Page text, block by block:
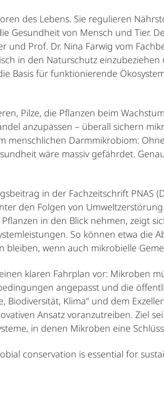
des Lebens. Sie regulieren
Gesundheit von Mensch und Tier.
und Prof. Dr. Nina Farwig vom
in den Naturschutz
Basis für funktionierende
Pilze, die Pflanzen beim
anzupassen – überall sichern
menschlichen Darmmikrobiom:
wäre massiv gefährdet.
in der Fachzeitschrift PNAS
den Folgen von
in den Blick nehmen, zeigt
So können etwa die
wenn auch mikrobielle
klaren Fahrplan vor: Mikroben
angepasst und die
Klima“ und dem
Ansatz voranzutreiben. Ziel
in denen Mikroben eine
conservation is essential for